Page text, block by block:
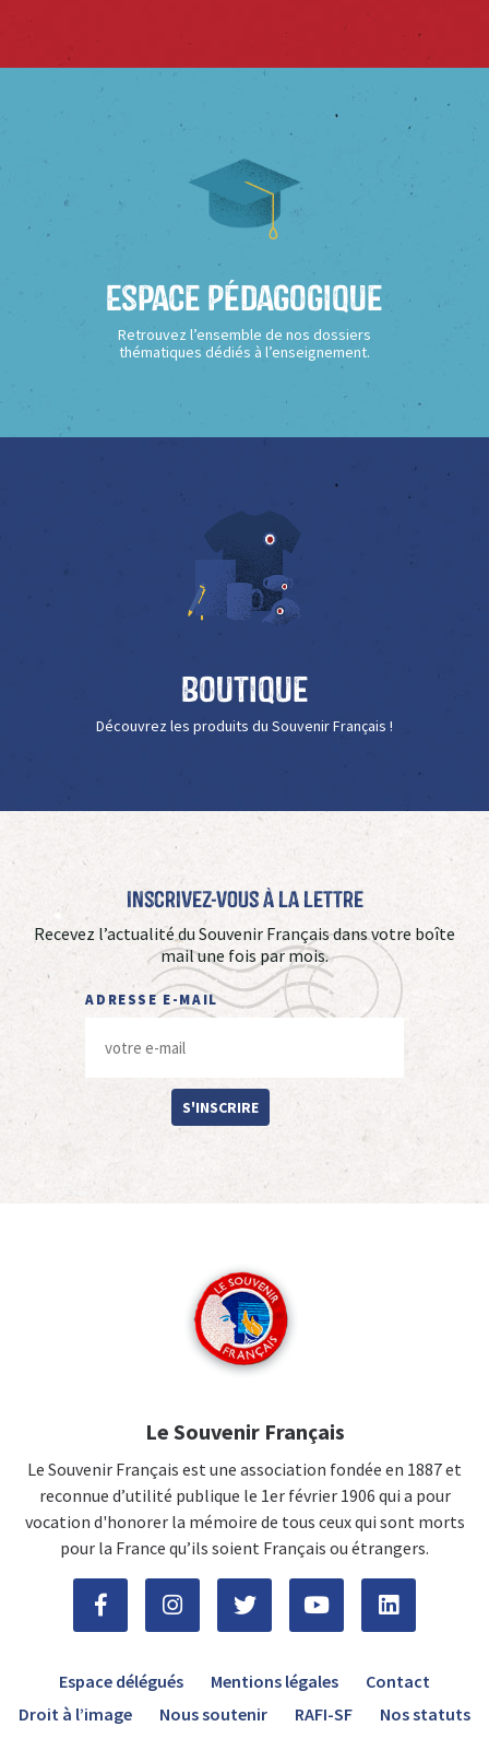
Espace Pédagogique
Retrouvez l’ensemble de nos dossiers
thématiques dédiés à l’enseignement.
Boutique
Découvrez les produits du Souvenir Français !
Inscrivez-vous à La Lettre
Recevez l’actualité du Souvenir Français dans votre boîte
mail une fois par mois.
ADRESSE E-MAIL
S'INSCRIRE
Le Souvenir Français
Le Souvenir Français est une association fondée en 1887 et
reconnue d’utilité publique le 1er février 1906 qui a pour
vocation d'honorer la mémoire de tous ceux qui sont morts
pour la France qu’ils soient Français ou étrangers.
Espace délégués Mentions légales
Contact
Droit à l’image
Nous soutenir RAFI-SF Nos statuts